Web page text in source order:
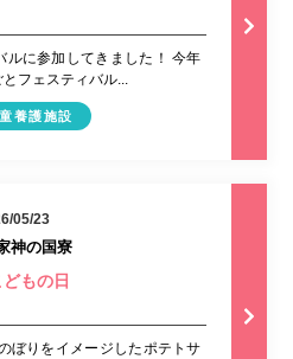
ルに参加してきました！ 今年
フェスティバル...
養護施設
05/23
神の国寮
もの日
ぼりをイメージしたポテトサ